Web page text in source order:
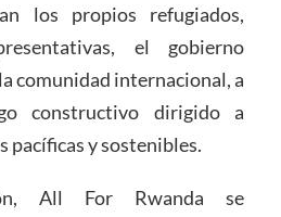
los propios refugiados,
el gobierno
comunidad internacional, a
constructivo dirigido a
pacíficas y sostenibles.
All For Rwanda se